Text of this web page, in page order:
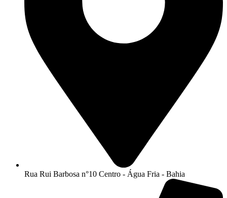
Rua Rui Barbosa n°10 Centro - Água Fria - Bahia